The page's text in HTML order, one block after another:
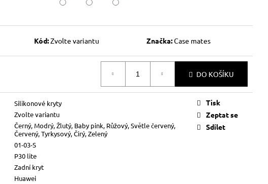
Kód:Zvolte variantu Značka:Case mates
DO KOŠÍKU
Silikonové kryty
Zvolte variantu
Černý, Modrý, Žlutý, Baby pink, Růžový, Světle červený,
Červený, Tyrkysový, Čirý, Zelený
01-03-S
P30 lite
Zadní kryt
Huawei
Tisk
Zeptat se
Sdílet